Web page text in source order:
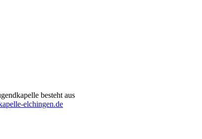
besteht aus
elchingen.de